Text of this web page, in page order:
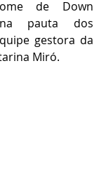
de Down
pauta dos
gestora da
Miró.